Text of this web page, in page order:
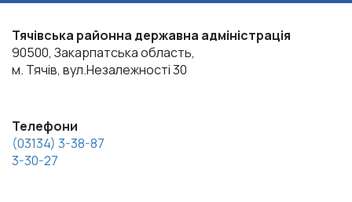
Тячівська районна державна адміністрація
90500, Закарпатська область,
м. Тячів, вул.Незалежності 30
Телефони
(03134) 3-38-87
3-30-27